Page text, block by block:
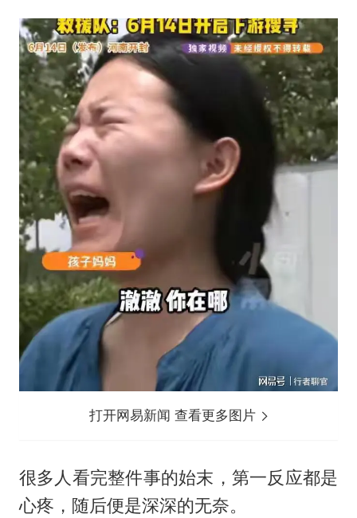
打开网易新闻 查看更多图片
很多人看完整件事的始末，第一反应都是
心疼，随后便是深深的无奈。